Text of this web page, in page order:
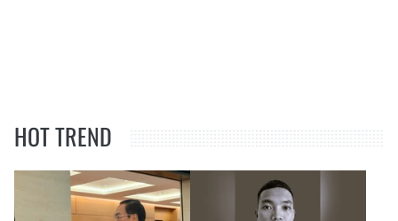
HOT TREND